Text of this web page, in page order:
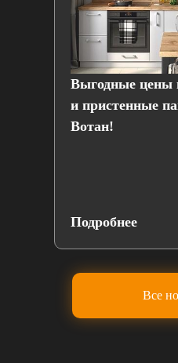
Выгодные цены
и пристенные
Вотан!
Подробнее
Все